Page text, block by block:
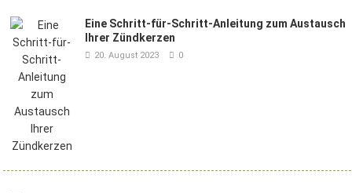
Eine Schritt-für-Schritt-Anleitung zum Austausch
Ihrer Zündkerzen
20. August 2023 0